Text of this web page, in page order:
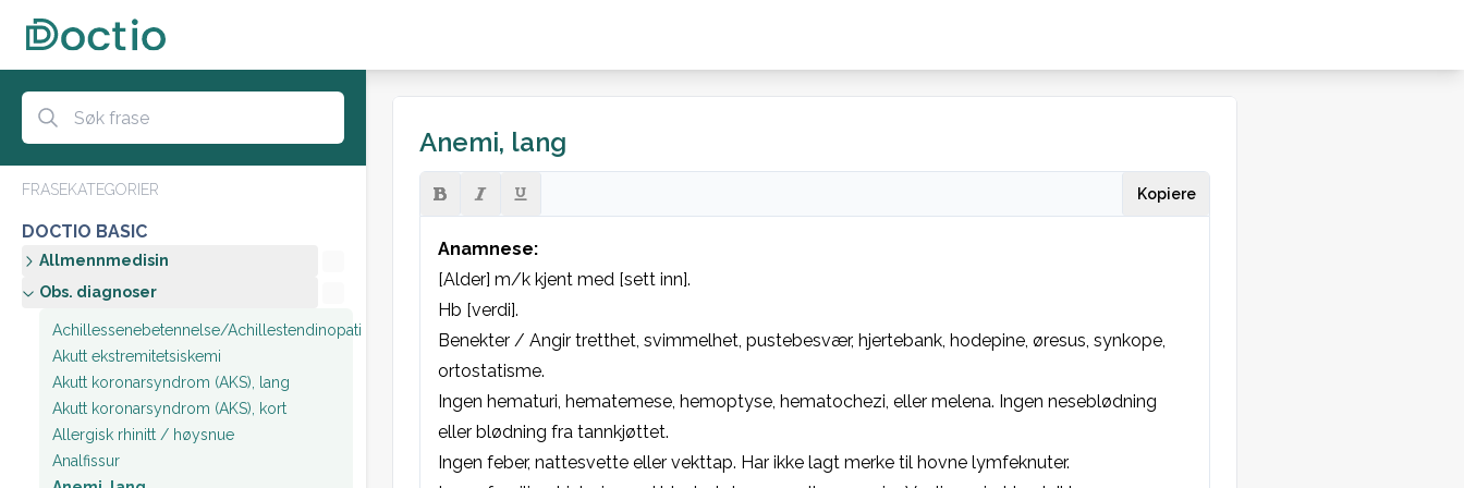
FRASEKATEGORIER
DOCTIO BASIC
Allmennmedisin
Obs. diagnoser
Achillessenebetennelse/Achillestendinopati
Akutt ekstremitetsiskemi
Akutt koronarsyndrom (AKS), lang
Akutt koronarsyndrom (AKS), kort
Allergisk rhinitt / høysnue
Analfissur
Anemi, lang
Kopiere
Anamnese:
[Alder] m/k kjent med [sett inn].
Hb [verdi].
Benekter / Angir tretthet, svimmelhet, pustebesvær, hjertebank, hodepine, øresus, synkope,
ortostatisme.
Ingen hematuri, hematemese, hemoptyse, hematochezi, eller melena. Ingen neseblødning
eller blødning fra tannkjøttet.
Ingen feber, nattesvette eller vekttap. Har ikke lagt merke til hovne lymfeknuter.